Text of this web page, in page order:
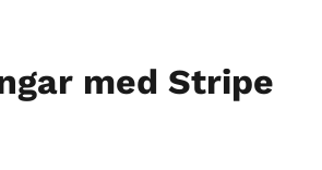
med Stripe